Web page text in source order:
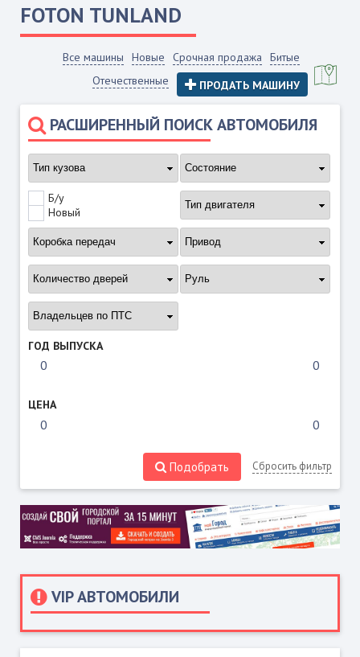
VIP АВТОМОБИЛИ
FOTON TUNLAND
Все машины Новые Срочная продажа
Битые
Отечественные
ПРОДАТЬ МАШИНУ
РАСШИРЕННЫЙ ПОИСК АВТОМОБИЛЯ
Б/у
Новый
ГОД ВЫПУСКА
ЦЕНА
Подобрать Сбросить фильтр